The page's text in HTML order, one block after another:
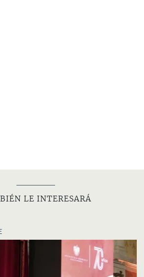
LE INTERESARÁ